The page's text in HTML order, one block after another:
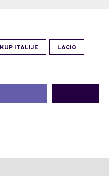
KUP ITALIJE LACIO